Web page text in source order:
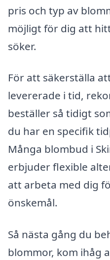
pris och typ av
möjligt för dig att
söker.
För att säkerställa
levererade i tid,
beställer så tidigt
du har en specifik
Många blombud i
erbjuder flexible
att arbeta med dig
önskemål.
Så nästa gång du
blommor, kom ihåg